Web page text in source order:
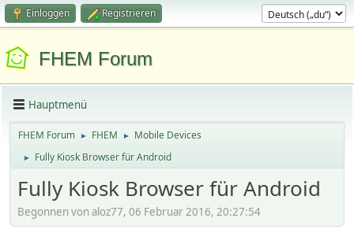
Einloggen Registrieren
FHEM Forum
Hauptmenü
FHEM Forum ► FHEM ► Mobile Devices
► Fully Kiosk Browser für Android
Fully Kiosk Browser für Android
Begonnen von aloz77, 06 Februar 2016, 20:27:54